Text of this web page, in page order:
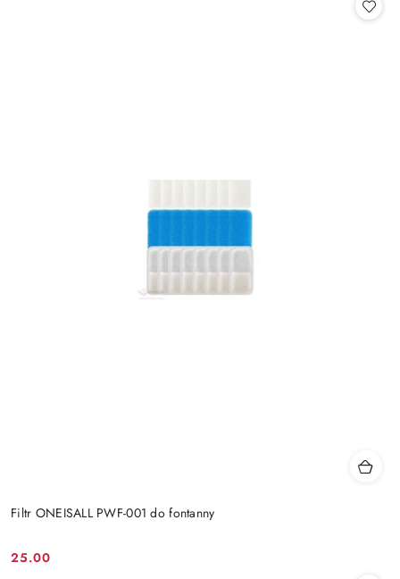
Filtr ONEISALL PWF-001 do fontanny
Cena:
25.00